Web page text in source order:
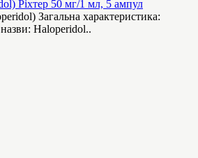
Ріхтер 50 мг/1 мл, 5 ампул
Загальна характеристика:
Haloperidol..